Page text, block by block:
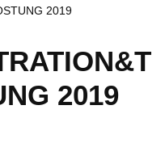
2019
2019